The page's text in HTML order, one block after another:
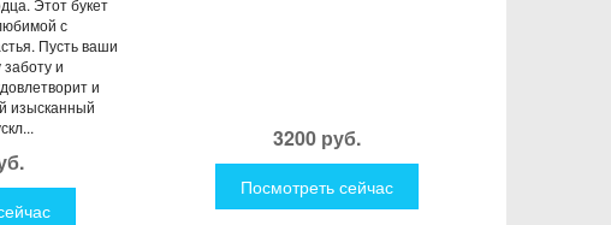
Этот букет
с
Пусть ваши
и
и
изысканный
3200 руб.
Посмотреть сейчас